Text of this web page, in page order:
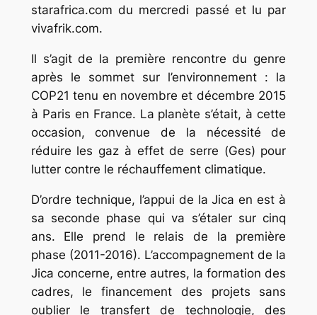
starafrica.com du mercredi passé et lu par
vivafrik.com.
Il s’agit de la première rencontre du genre
après le sommet sur l’environnement : la
COP21 tenu en novembre et décembre 2015
à Paris en France. La planète s’était, à cette
occasion, convenue de la nécessité de
réduire les gaz à effet de serre (Ges) pour
lutter contre le réchauffement climatique.
D’ordre technique, l’appui de la Jica en est à
sa seconde phase qui va s’étaler sur cinq
ans. Elle prend le relais de la première
phase (2011-2016). L’accompagnement de la
Jica concerne, entre autres, la formation des
cadres, le financement des projets sans
oublier le transfert de technologie, des